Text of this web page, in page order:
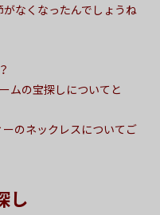
なくなったんでしょうね
ムの宝探しについてと
のネックレスについてご
し